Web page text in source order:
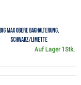
Big Max Obere Baghalterung,
schwarz/limette
Auf Lager 1Stk.